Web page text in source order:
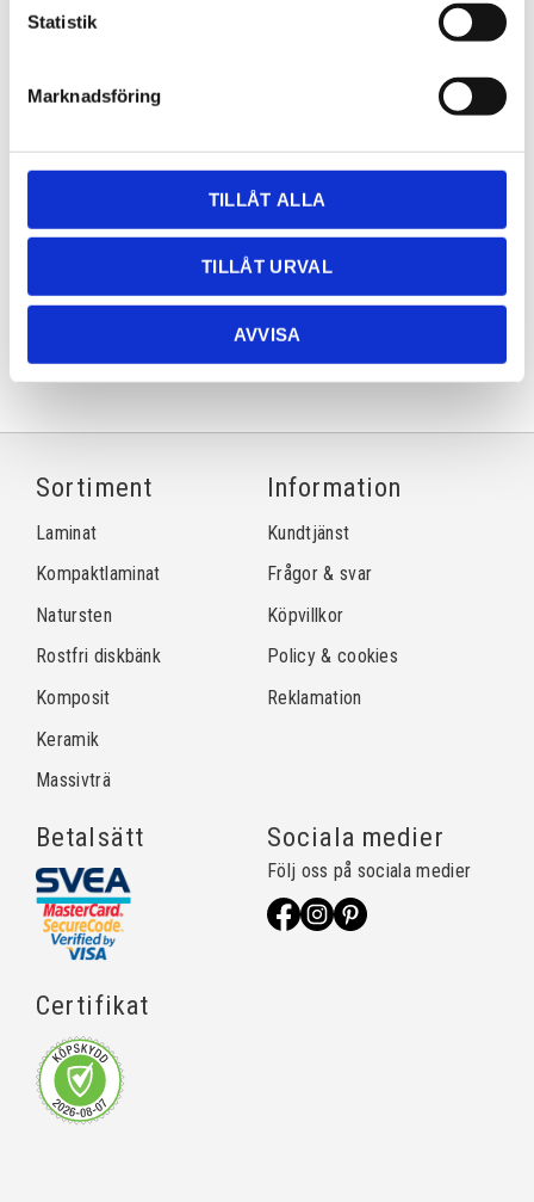
Statistik
Marknadsföring
TILLÅT ALLA
TILLÅT URVAL
AVVISA
4 760,00
Lagerstatus
Lagervara
Dela med dig
Facebook
TwitterLinkedInPinterest
Sortiment
Laminat
Kompaktlaminat
Natursten
Rostfri diskbänk
Komposit
Keramik
Massivträ
Information
Kundtjänst
Frågor & svar
Köpvillkor
Policy & cookies
Reklamation
Betalsätt
Certifikat
Sociala medier
Följ oss på sociala medier